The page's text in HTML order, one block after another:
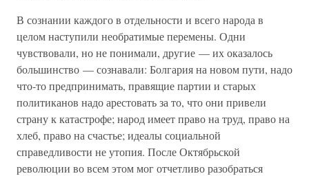
В сознании каждого в отдельности и всего народа в
целом наступили необратимые перемены. Одни
чувствовали, но не понимали, другие — их оказалось
большинство — сознавали: Болгария на новом пути, надо
что-то предпринимать, правящие партии и старых
политиканов надо арестовать за то, что они привели
страну к катастрофе; народ имеет право на труд, право на
хлеб, право на счастье; идеалы социальной
справедливости не утопия. После Октябрьской
революции во всем этом мог отчетливо разобраться